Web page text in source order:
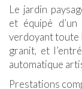
Le jardin
et équipé
verdoyant toute
granit, et
automatique
Prestations